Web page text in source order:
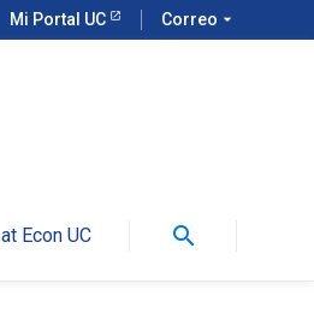
Mi Portal UC Correo arrow_drop_down
Econ UC search